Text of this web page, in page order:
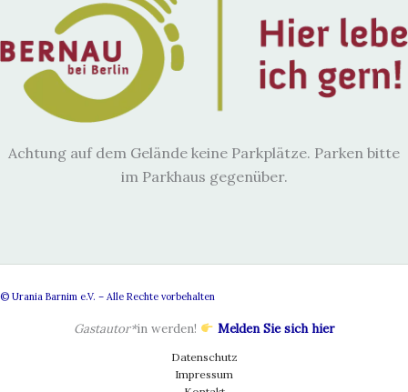
Achtung auf dem Gelände keine Parkplätze. Parken bitte
im Parkhaus gegenüber.
© Urania Barnim e.V. – Alle Rechte vorbehalten
Gastautor*in werden! Melden Sie sich hier
Datenschutz
Impressum